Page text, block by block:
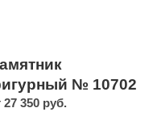
№ 10702
27 350 руб.